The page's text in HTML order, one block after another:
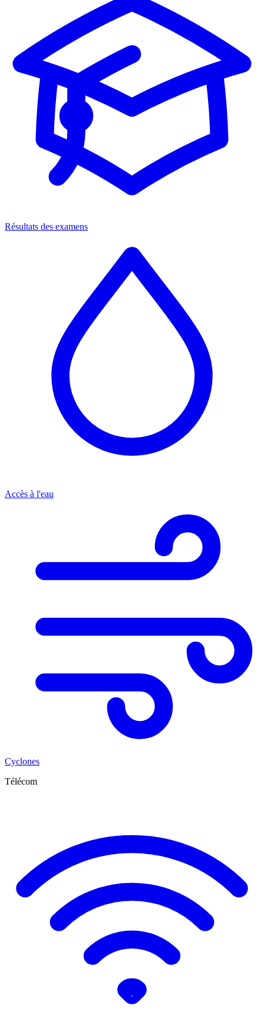
Résultats des examens
Accès à l'eau
Cyclones
Télécom